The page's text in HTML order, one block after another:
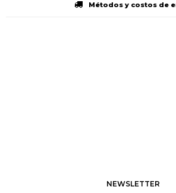
Métodos y costos de
NEWSLETTER